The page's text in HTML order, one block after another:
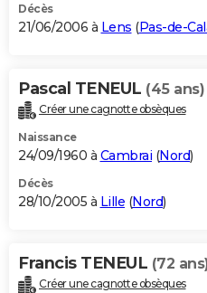
Décès
21/06/2006 à Lens (Pas-de-
Pascal TENEUL (45 ans)
Créer une cagnotte obsèques
Naissance
24/09/1960 à Cambrai (Nord)
Décès
28/10/2005 à Lille (Nord)
Francis TENEUL (72
Créer une cagnotte obsèques